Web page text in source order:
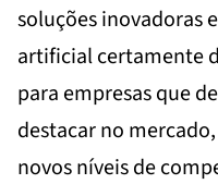
soluções inovadoras
artificial certamente
para empresas que
destacar no
novos níveis de